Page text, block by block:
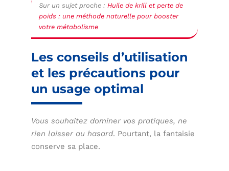
Sur un sujet proche :Huile de krill et perte de
poids : une méthode naturelle pour booster
votre métabolisme
Les conseils d’utilisation
et les précautions pour
un usage optimal
Vous souhaitez dominer vos pratiques, ne
rien laisser au hasard. Pourtant, la fantaisie
conserve sa place.